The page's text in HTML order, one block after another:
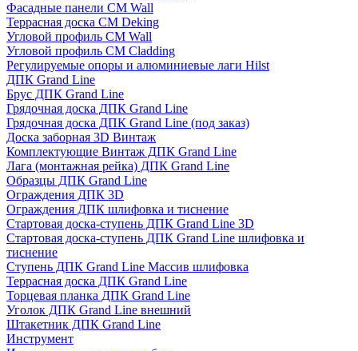
Фасадные панели CM Wall
Террасная доска CM Deking
Угловой профиль CM Wall
Угловой профиль CM Cladding
Регулируемые опоры и алюминиевые лаги Hilst
ДПК Grand Line
Брус ДПК Grand Line
Грядочная доска ДПК Grand Line
Грядочная доска ДПК Grand Line (под заказ)
Доска заборная 3D Винтаж
Комплектующие Винтаж ДПК Grand Line
Лага (монтажная рейка) ДПК Grand Line
Образцы ДПК Grand Line
Ограждения ДПК 3D
Ограждения ДПК шлифовка и тиснение
Стартовая доска-ступень ДПК Grand Line 3D
Стартовая доска-ступень ДПК Grand Line шлифовка и
тиснение
Ступень ДПК Grand Line Массив шлифовка
Террасная доска ДПК Grand Line
Торцевая планка ДПК Grand Line
Уголок ДПК Grand Line внешний
Штакетник ДПК Grand Line
Инструмент